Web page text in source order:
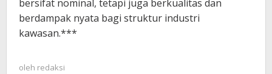
bersifat nominal, tetapi juga berkualitas dan
berdampak nyata bagi struktur industri
kawasan.***
oleh redaksi